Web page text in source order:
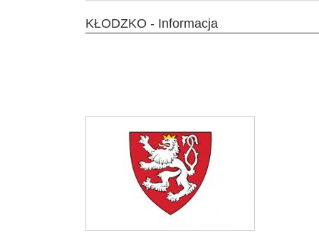
KŁODZKO - Informacja